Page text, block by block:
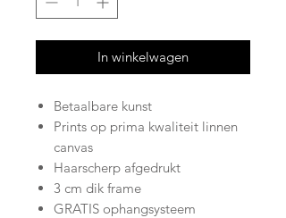
In winkelwagen
Betaalbare kunst
Prints op prima kwaliteit linnen
canvas
Haarscherp afgedrukt
3 cm dik frame
GRATIS ophangsysteem